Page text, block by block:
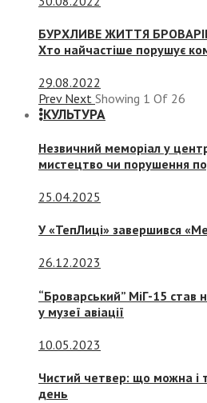
БУРХЛИВЕ ЖИТТЯ
Хто найчастіше порушує
29.08.2022
Prev Next Showing 1 Of 26
КУЛЬТУРА
Незвичний меморіал у
мистецтво чи порушення
25.04.2025
У «ТепЛиці» завершився
26.12.2023
“Броварський” МіГ-15 став
у музеї авіації
10.05.2023
Чистий четвер: що можна і
день